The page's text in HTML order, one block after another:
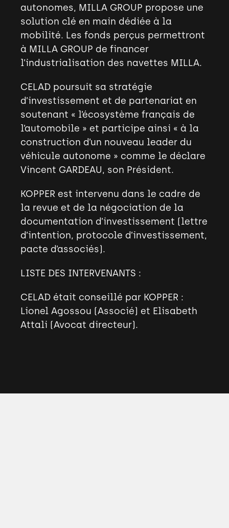
autonomes, MILLA GROUP propose une
solution clé en main dédiée à la
mobilité. Les fonds perçus permettront
à MILLA GROUP de financer
l’industrialisation des navettes MILLA.
CELAD poursuit sa stratégie
d’investissement et de partenariat en
soutenant « l’écosystème français de
l’automobile » et participe ainsi « à la
construction d’un nouveau leader du
véhicule autonome » comme le déclare
Vincent GARDEAU, son Président.
KOPPER est intervenu dans le cadre de
la revue et de la négociation de la
documentation d’investissement (lettre
d’intention, protocole d’investissement,
pacte d’associés).
LISTE DES INTERVENANTS :
CELAD était conseillé par KOPPER :
Lionel Agossou (Associé) et Elisabeth
Attali (Avocat directeur).